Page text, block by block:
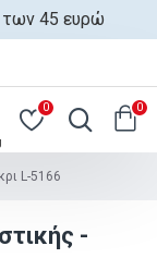
45 ευρώ
0 0
L-5166
-